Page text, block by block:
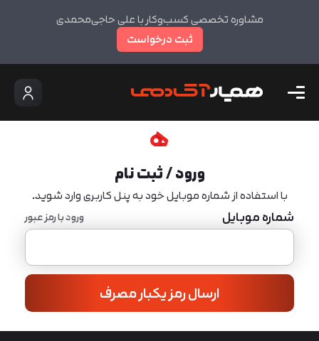
مشاوره تخصصی کسب‌وکار با علی حاجی‌محمدی
ثبت درخواست
ورود / ثبت نام
با استفاده از شماره موبایل خود به پنل کاربری وارد شوید.
شماره موبایل ورود با رمز عبور
ارسال رمز یکبار مصرف